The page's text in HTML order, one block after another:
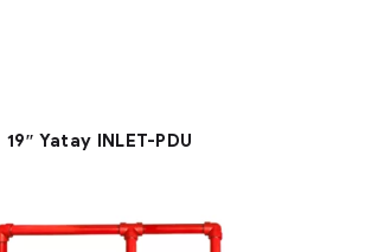
19″ Yatay INLET-PDU